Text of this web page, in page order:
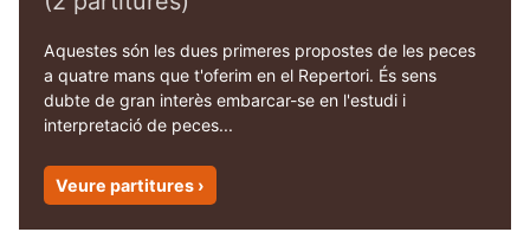
Aquestes són les dues primeres propostes de les peces
a quatre mans que t'oferim en el Repertori. És sens
dubte de gran interès embarcar-se en l'estudi i
interpretació de peces...
Veure partitures ›